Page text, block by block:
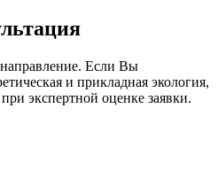
Если Вы
и прикладная экология,
экспертной оценке заявки.